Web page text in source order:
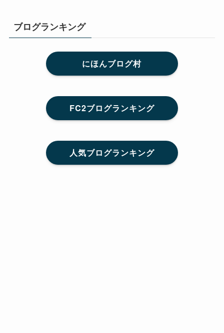
ブログランキング
にほんブログ村
FC2ブログランキング
人気ブログランキング